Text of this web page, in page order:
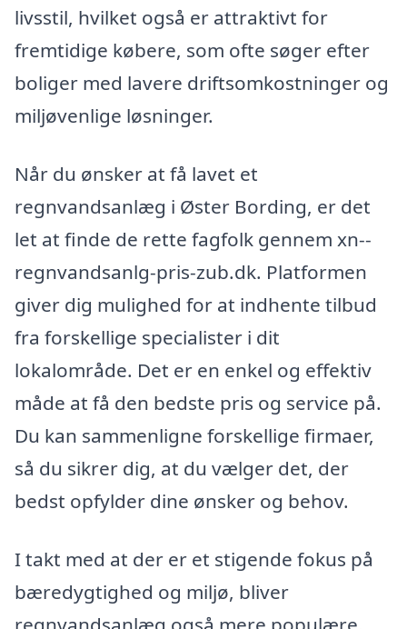
livsstil, hvilket også er attraktivt for
fremtidige købere, som ofte søger efter
boliger med lavere driftsomkostninger og
miljøvenlige løsninger.
Når du ønsker at få lavet et
regnvandsanlæg i Øster Bording, er det
let at finde de rette fagfolk gennem xn--
regnvandsanlg-pris-zub.dk. Platformen
giver dig mulighed for at indhente tilbud
fra forskellige specialister i dit
lokalområde. Det er en enkel og effektiv
måde at få den bedste pris og service på.
Du kan sammenligne forskellige firmaer,
så du sikrer dig, at du vælger det, der
bedst opfylder dine ønsker og behov.
I takt med at der er et stigende fokus på
bæredygtighed og miljø, bliver